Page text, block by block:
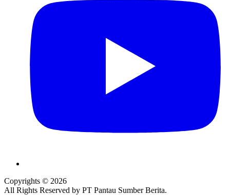
Copyrights © 2026
All Rights Reserved by PT Pantau Sumber Berita.